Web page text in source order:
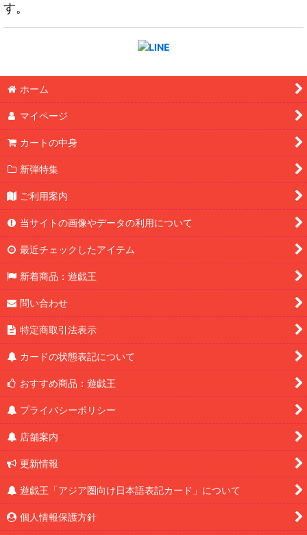
す。
ホーム
マイページ
カートの中身
新弾特集
ご利用案内
当サイトの画像やデータの利用について
最近チェックしたアイテム
新着商品：遊戯王
問い合わせ
特定商取引法表示
カードの状態表記について
おすすめ商品：遊戯王
プライバシーポリシー
店舗案内
更新情報
遊戯王「アジア圏向け日本語表記カード」について
個人情報保護方針